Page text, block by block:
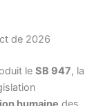
de 2026
leSB 947, la